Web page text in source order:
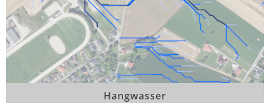
Hangwasser